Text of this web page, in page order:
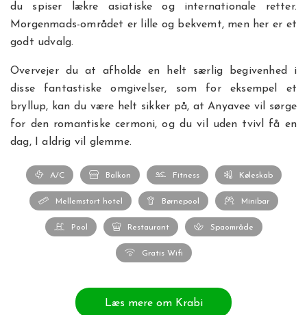
du spiser lækre asiatiske og internationale retter.
Morgenmads-området er lille og bekvemt, men her er et
godt udvalg.
Overvejer du at afholde en helt særlig begivenhed i
disse fantastiske omgivelser, som for eksempel et
bryllup, kan du være helt sikker på, at Anyavee vil sørge
for den romantiske cermoni, og du vil uden tvivl få en
dag, I aldrig vil glemme.
A/C Balkon Fitness Køleskab
Mellemstort hotel Børnepool Minibar
Pool Restaurant Spaområde
Gratis Wifi
Læs mere om Krabi